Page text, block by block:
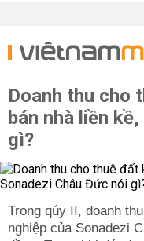
Doanh thu cho
bán nhà liền
gì?
Trong qúy II, doanh
nghiệp của Sonadezi